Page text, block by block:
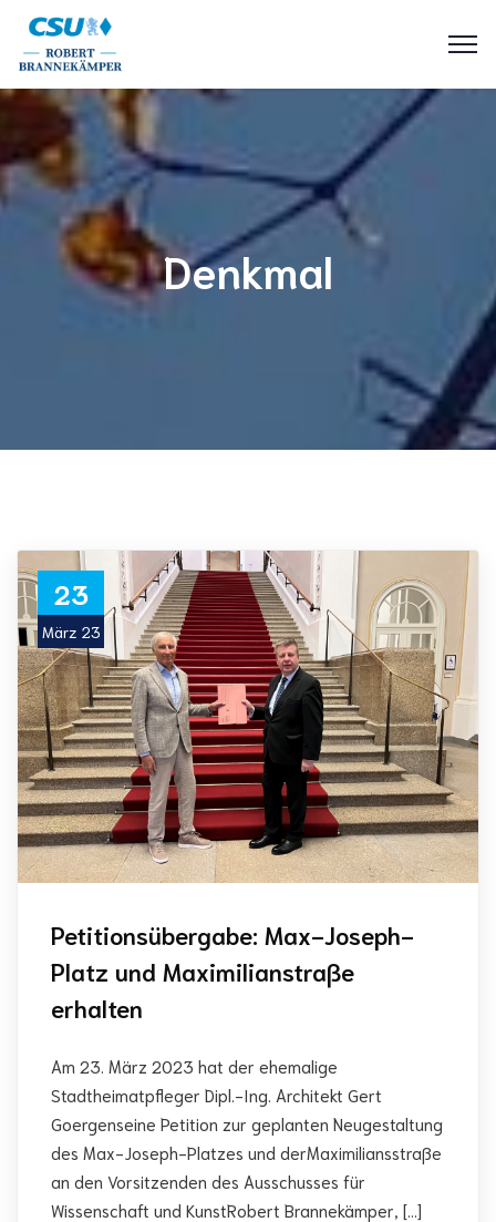
Denkmal
23
März 23
Petitionsübergabe: Max-Joseph-
Platz und Maximilianstraße
erhalten
Am 23. März 2023 hat der ehemalige
Stadtheimatpfleger Dipl.-Ing. Architekt Gert
Goergenseine Petition zur geplanten Neugestaltung
des Max-Joseph-Platzes und derMaximiliansstraße
an den Vorsitzenden des Ausschusses für
Wissenschaft und KunstRobert Brannekämper, […]